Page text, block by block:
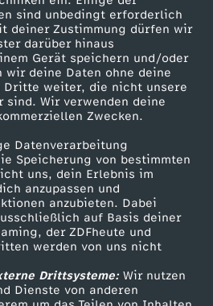
sind unbedingt erforderlich
deiner Zustimmung dürfen wir
darüber hinaus
Gerät speichern und/oder
wir deine Daten ohne deine
weiter, die nicht unsere
Wir verwenden deine
Zwecken.
Datenverarbeitung
Speicherung von bestimmten
uns, dein Erlebnis im
anzupassen und
anzubieten. Dabei
auf Basis deiner
der ZDFheute und
werden von uns nicht
Drittsysteme:Wir nutzen
Dienste von anderen
Service
ZDFmitreden
Kontakt zum ZDF
Tickets
Zuschauerservice
Hilfe